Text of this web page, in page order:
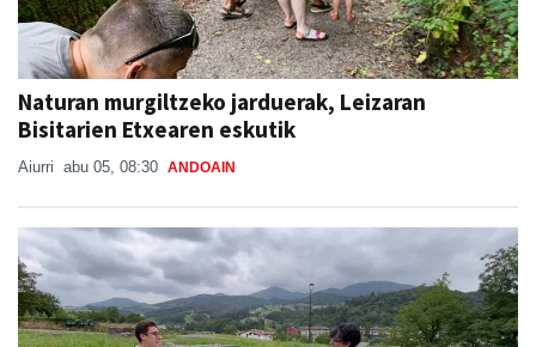
Naturan murgiltzeko jarduerak, Leizaran
Bisitarien Etxearen eskutik
Aiurri abu 05, 08:30 ANDOAIN